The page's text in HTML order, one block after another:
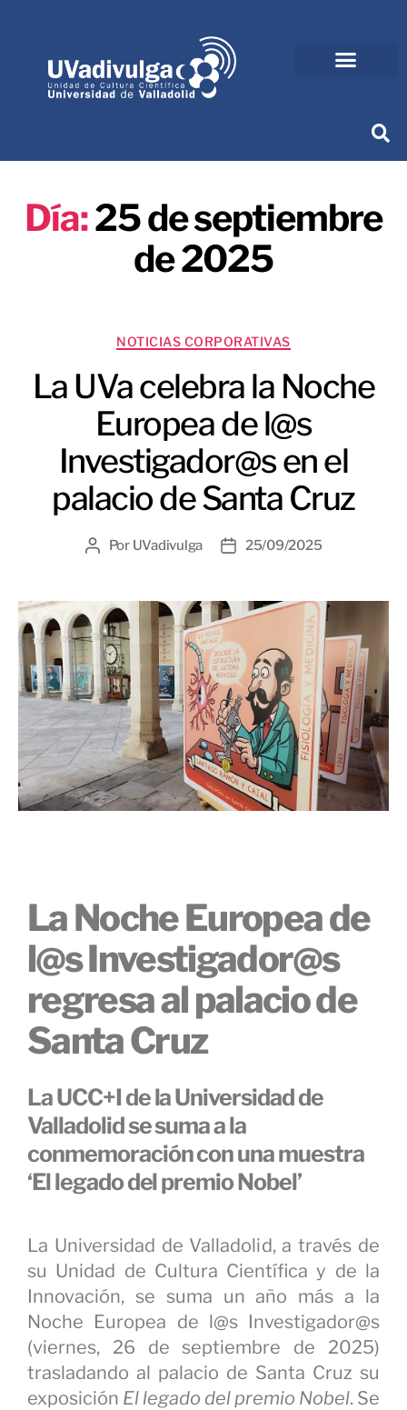
Día:25 de septiembre
de 2025
NOTICIAS CORPORATIVAS
La UVa celebra la Noche
Europea de l@s
Investigador@s en el
palacio de Santa Cruz
Por UVadivulga 25/09/2025
La Noche Europea de
l@s Investigador@s
regresa al palacio de
Santa Cruz
La UCC+I de la Universidad de
Valladolid se suma a la
conmemoración con una muestra
‘El legado del premio Nobel’
La Universidad de Valladolid, a través de
su Unidad de Cultura Científica y de la
Innovación, se suma un año más a la
Noche Europea de l@s Investigador@s
(viernes, 26 de septiembre de 2025)
trasladando al palacio de Santa Cruz su
exposición El legado del premio Nobel. Se